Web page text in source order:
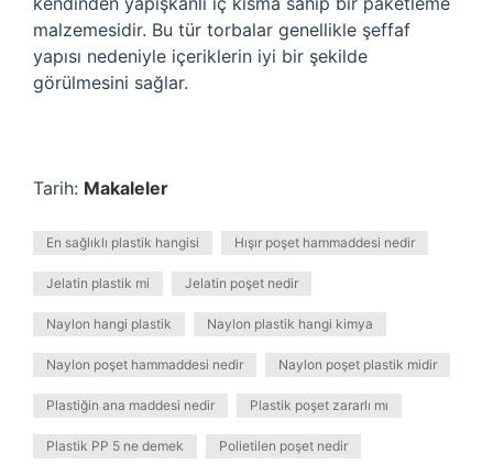
malzemesidir. Bu tür torbalar genellikle şeffaf
yapısı nedeniyle içeriklerin iyi bir şekilde
görülmesini sağlar.
Tarih: Makaleler
En sağlıklı plastik hangisi Hışır poşet hammaddesi nedir
Jelatin plastik mi Jelatin poşet nedir
Naylon hangi plastik Naylon plastik hangi kimya
Naylon poşet hammaddesi nedir Naylon poşet plastik midir
Plastiğin ana maddesi nedir Plastik poşet zararlı mı
Plastik PP 5 ne demek Polietilen poşet nedir